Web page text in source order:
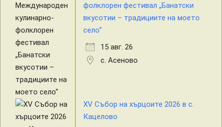
фолклорен фестивал „Банатски
вкусотии – традициите на моето
село“
15 авг. 26
с. Асеново
XV Събор на хърцоите 2026 в с.
Кацелово